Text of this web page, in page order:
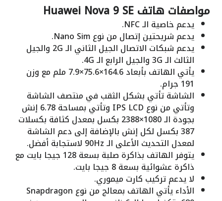
مواصفات هاتف Huawei Nova 9 SE
يدعم خاصية الـ NFC.
يدعم شريحتين إتصال من نوع Nano Sim.
يدعم شبكات الاتصال الجيل الثاني الـ 2G والجيل
الثالث الـ 3G والجيل الرابع الـ 4G.
يأتي الهاتف بأبعاد 164.6×75.6×7.9 ملم مع وزن
191 جرام.
الشاشة تأتي بشكل الثقب في منتصف الشاشة
وتأتي من نوع IPS LCD وتأتي بمساحة 6.78 إنش
بجودة الـ 1080×2388 بكسل بمعدل كثافة بكسلات
387 بكسل لكل إنش بالإضافة إلى دعم الشاشة
لمعدل التحديث الأعلى الـ 90Hz لاستجابة أفضل.
يتوفر الهاتف بذاكرة صلبة بسعة 128 جيجا بايت مع
ذاكرة عشوائية بسعة 8 جيجا بايت.
لا يدعم تركيب كارت ميموري.
الأداء يأتي الهاتف بمعالج من نوع Snapdragon